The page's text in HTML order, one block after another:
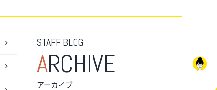
STAFF BLOG
ARCHIVE
アーカイブ